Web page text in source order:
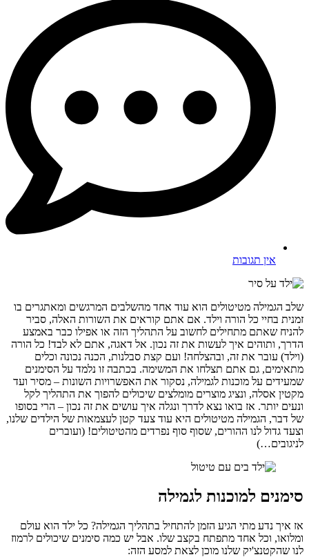
אין תגובות
שלב הגמילה מטיטולים הוא עוד אחד מהשלבים המרגשים ומאתגרים בו
זמנית בחיי כל הורה וילד. אם אתם קוראים את השורות האלה, סביר
להניח שאתם מתחילים לחשוב על התהליך הזה או אפילו כבר באמצע
הדרך, ותוהים איך לעשות את זה נכון. אל דאגה, אתם לא לבד! כל הורה
(וילד) עובר את זה, ובהצלחה! ועם קצת סבלנות, הכנה נכונה וכלים
מתאימים, גם אתם תצלחו את המשימה. בכתבה זו נלמד על הסימנים
שמעידים על מוכנות לגמילה, נסקור את האפשרויות השונות – מסיר ועד
מקטין אסלה, ונציג מוצרים מומלצים שיכולים להפוך את התהליך לקל
ונעים יותר. אז בואו נצא לדרך ונגלה איך עושים את זה נכון – הרי בסופו
של דבר, הגמילה מטיטולים היא עוד צעד קטן לעצמאות של הילדים שלנו,
וצעד גדול לנו ההורים, שסוף סוף נפרדים מהטיטולים! (ועוברים
לניגובים…)
סימנים למוכנות לגמילה
אז איך נדע מתי הגיע הזמן להתחיל בתהליך הגמילה? כל ילד הוא עולם
ומלואו, וכל אחד מתפתח בקצב שלו. אבל יש כמה סימנים שיכולים לרמוז
לנו שהקטנצ'יק שלנו מוכן לצאת למסע הזה: